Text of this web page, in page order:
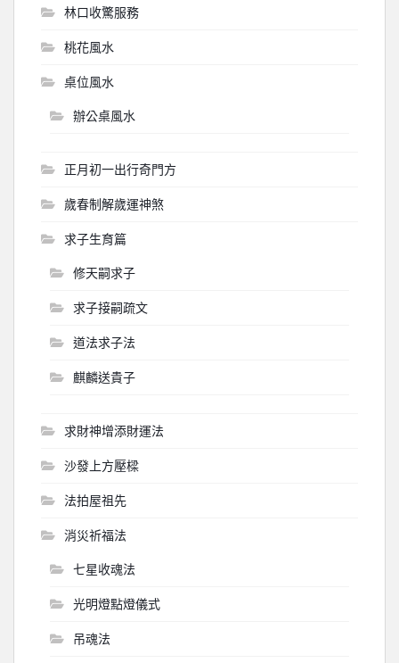
林口收驚服務
桃花風水
桌位風水
辦公桌風水
正月初一出行奇門方
歲春制解歲運神煞
求子生育篇
修天嗣求子
求子接嗣疏文
道法求子法
麒麟送貴子
求財神增添財運法
沙發上方壓樑
法拍屋祖先
消災祈福法
七星收魂法
光明燈點燈儀式
吊魂法